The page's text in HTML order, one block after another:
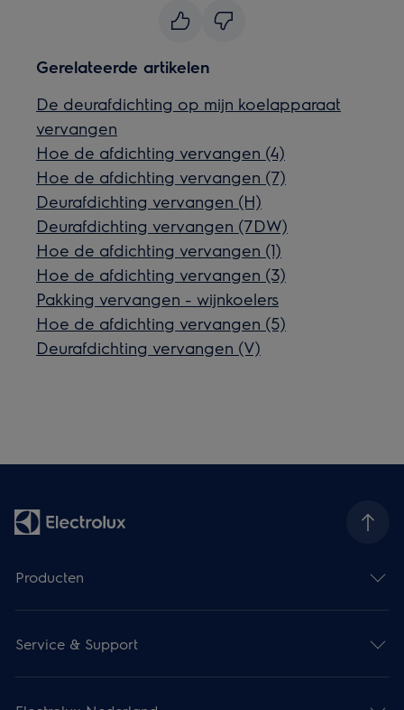
Gerelateerde artikelen
De deurafdichting op mijn koelapparaat
vervangen
Hoe de afdichting vervangen (4)
Hoe de afdichting vervangen (7)
Deurafdichting vervangen (H)
Deurafdichting vervangen (7DW)
Hoe de afdichting vervangen (1)
Hoe de afdichting vervangen (3)
Pakking vervangen - wijnkoelers
Hoe de afdichting vervangen (5)
Deurafdichting vervangen (V)
Producten
Service & Support